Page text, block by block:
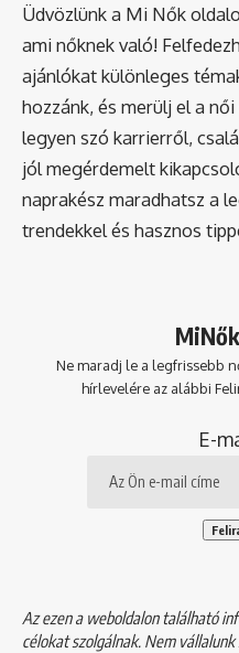
Üdvözlünk a Mi Nők
ami nőknek való!
ajánlókat különleges
hozzánk, és merülj el a
legyen szó karrierről,
jól megérdemelt
naprakész maradhatsz a
trendekkel és hasznos
Ne maradj le a legfrissebb
hírlevelére az alábbi
E-
Az ezen a weboldalon található
célokat szolgálnak. Nem